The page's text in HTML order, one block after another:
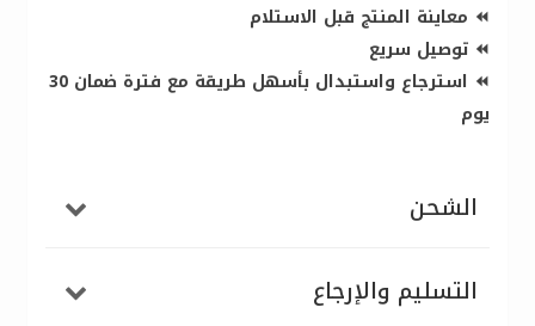
⏪ معاينة المنتج قبل الاستلام
⏪ توصيل سريع
⏪ استرجاع واستبدال بأسهل طريقة مع فترة ضمان 30
يوم
الشحن
التسليم والإرجاع